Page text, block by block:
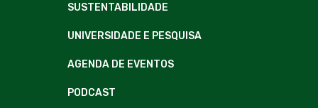
SUSTENTABILIDADE
UNIVERSIDADE E PESQUISA
AGENDA DE EVENTOS
PODCAST